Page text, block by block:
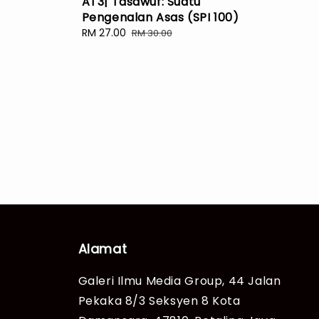
Pengenalan Asas (SPI 100)
Sale
RM 27.00 Regular
RM 30.00
Alamat
Galeri Ilmu Media Group, 44 Jalan
Pekaka 8/3 Seksyen 8 Kota